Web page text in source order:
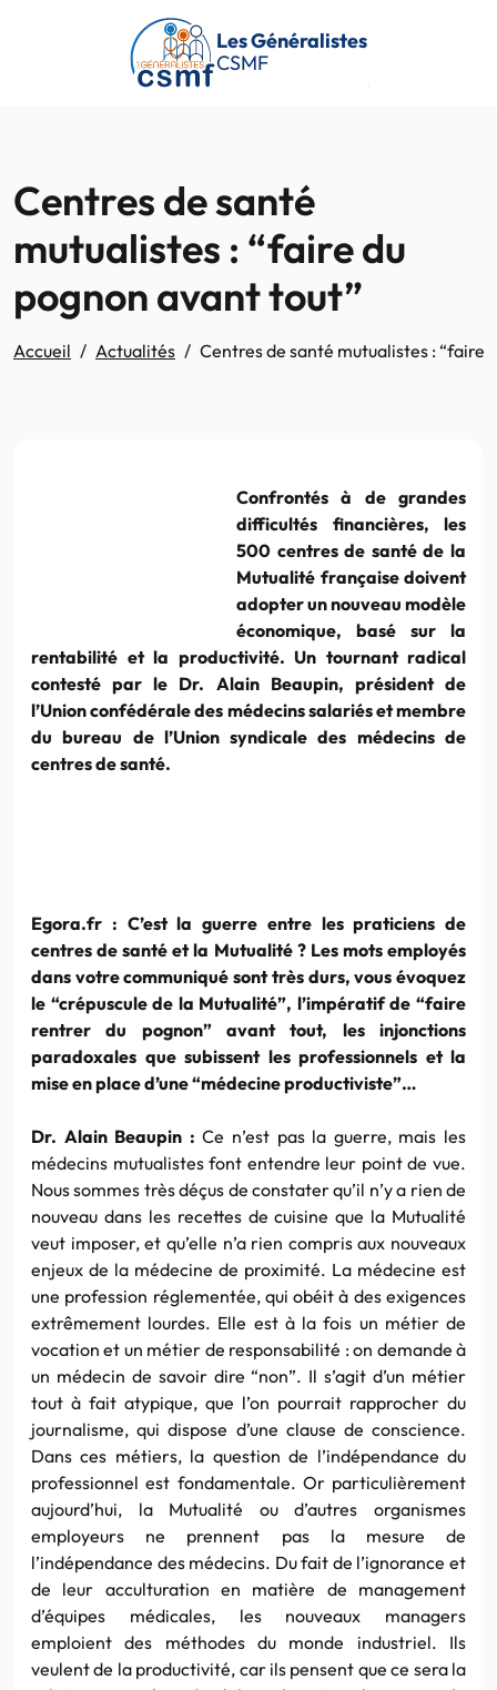
Passer au contenu principal
Les Généralistes
CSMF
Centres de santé
mutualistes : “faire du
pognon avant tout”
Accueil Actualités Centres de santé mutualistes : “faire
Confrontés à de grandes
difficultés financières, les
500 centres de santé de la
Mutualité française doivent
adopter un nouveau modèle
économique, basé sur la
rentabilité et la productivité. Un tournant radical
contesté par le Dr. Alain Beaupin, président de
l’Union confédérale des médecins salariés et membre
du bureau de l’Union syndicale des médecins de
centres de santé.
Egora.fr : C’est la guerre entre les praticiens de
centres de santé et la Mutualité ? Les mots employés
dans votre communiqué sont très durs, vous évoquez
le “crépuscule de la Mutualité”, l’impératif de “faire
rentrer du pognon”avant tout, les injonctions
paradoxales que subissent les professionnels et la
mise en place d’une “médecineproductiviste”…
Dr. Alain Beaupin :Ce n’est pas la guerre, mais les
médecins mutualistes font entendre leur point de vue.
Nous sommes très déçus de constater qu’il n’y a rien de
nouveau dans les recettes de cuisine que la Mutualité
veut imposer, et qu’elle n’a rien compris aux nouveaux
enjeux de la médecine de proximité. La médecine est
une profession réglementée, qui obéit à des exigences
extrêmement lourdes. Elle est à la fois un métier de
vocation et un métier de responsabilité : on demande à
un médecin de savoir dire “non”. Il s’agit d’un métier
tout à fait atypique, que l’on pourrait rapprocher du
journalisme, qui dispose d’une clause de conscience.
Dans ces métiers, la question de l’indépendance du
professionnel est fondamentale. Or particulièrement
aujourd’hui, la Mutualité ou d’autres organismes
employeurs ne prennent pas la mesure de
l’indépendance des médecins. Du fait de l’ignorance et
de leur acculturation en matière de management
d’équipes médicales, les nouveaux managers
emploient des méthodes du monde industriel. Ils
veulent de la productivité, car ils pensent que ce sera la